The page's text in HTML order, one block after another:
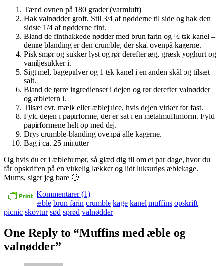
Tænd ovnen på 180 grader (varmluft)
Hak valnødder groft. Stil 3/4 af nødderne til side og hak den
sidste 1/4 af nødderne fint.
Bland de finthakkede nødder med brun farin og ½ tsk kanel –
denne blanding er den crumble, der skal ovenpå kagerne.
Pisk smør og sukker lyst og rør derefter æg, græsk yoghurt og
vaniljesukker i.
Sigt mel, bagepulver og 1 tsk kanel i en anden skål og tilsæt
salt.
Bland de tørre ingredienser i dejen og rør derefter valnødder
og æbletern i.
Tilsæt evt. mælk eller æblejuice, hvis dejen virker for fast.
Fyld dejen i papirforme, der er sat i en metalmuffinform. Fyld
papirformene helt op med dej.
Drys crumble-blanding ovenpå alle kagerne.
Bag i ca. 25 minutter
Og hvis du er i æblehumør, så glæd dig til om et par dage, hvor du
får opskriften på en virkelig lækker og lidt luksuriøs æblekage.
Mums, siger jeg bare 🙂
Kommentarer (1)
æble brun farin crumble kage kanel muffins opskrift
picnic skovtur sød sprød valnødder
One Reply to “Muffins med æble og
valnødder”